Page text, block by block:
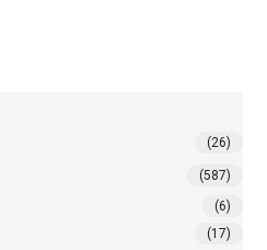
(26)
(587)
(6)
(17)